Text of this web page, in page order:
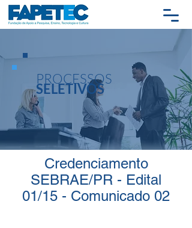
SELETIVOS
PROCESSOS
Credenciamento
SEBRAE/PR - Edital
01/15 - Comunicado 02